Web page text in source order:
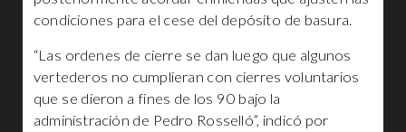
condiciones para el cese del depósito de basura.
“Las ordenes de cierre se dan luego que algunos
vertederos no cumplieran con cierres voluntarios
que se dieron a fines de los 90 bajo la
administración de Pedro Rosselló”, indicó por